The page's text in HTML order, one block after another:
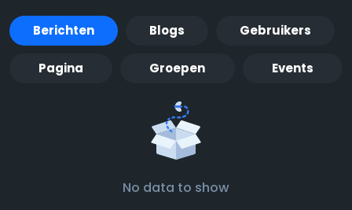
Berichten Blogs Gebruikers
Pagina Groepen Events
No data to show